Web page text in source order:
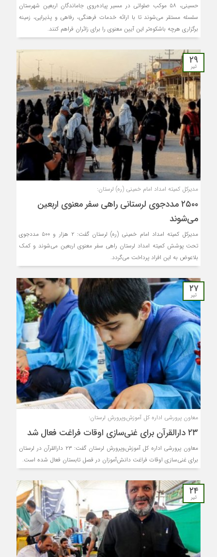
حسینی، ۵۸ موکب صلواتی در مسیر پیاده‌روی جاماندگان اربعین شهرستان
سلسله مستقر می‌شوند تا با ارائه خدمات فرهنگی، رفاهی و پذیرایی، زمینه
برگزاری هرچه باشکوه‌تر این آیین معنوی را برای زائران فراهم کنند.
۲۹
تیر
مدیرکل کمیته امداد امام خمینی (ره) لرستان:
۲۵۰۰ مددجوی لرستانی راهی سفر معنوی اربعین
می‌شوند
مدیرکل کمیته امداد امام خمینی (ره) لرستان گفت: ۲ هزار و ۵۰۰ مددجوی
تحت پوشش کمیته امداد لرستان راهی سفر معنوی اربعین می‌شوند و کمک
بلاعوض به این افراد پرداخت می‌گردد.
۲۷
تیر
معاون پرورشی اداره کل آموزش‌وپرورش لرستان:
۲۳ دارالقرآن برای غنی‌سازی اوقات فراغت فعال شد
معاون پرورشی اداره کل آموزش‌وپرورش لرستان گفت: ۲۳ دارالقرآن در لرستان
برای غنی‌سازی اوقات فراغت دانش‌آموزان در فصل تابستان فعال شده است.
۲۴
تیر